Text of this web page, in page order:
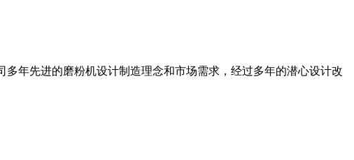
年先进的磨粉机设计制造理念和市场需求，经过多年的潜心设计改